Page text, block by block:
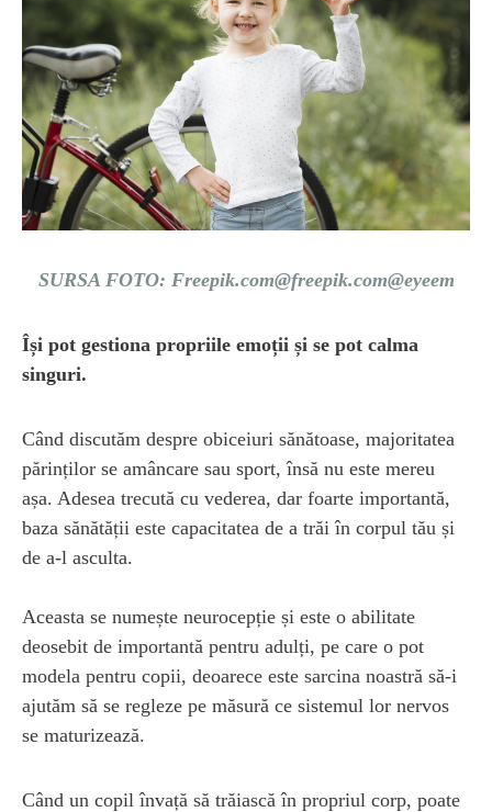
SURSA FOTO: Freepik.com@freepik.com@eyeem
Își pot gestiona propriile emoții și se pot calma
singuri.
Când discutăm despre obiceiuri sănătoase, majoritatea
părinților se amâncare sau sport, însă nu este mereu
așa. Adesea trecută cu vederea, dar foarte importantă,
baza sănătății este capacitatea de a trăi în corpul tău și
de a-l asculta.
Aceasta se numește neurocepție și este o abilitate
deosebit de importantă pentru adulți, pe care o pot
modela pentru copii, deoarece este sarcina noastră să-i
ajutăm să se regleze pe măsură ce sistemul lor nervos
se maturizează.
Când un copil învață să trăiască în propriul corp, poate